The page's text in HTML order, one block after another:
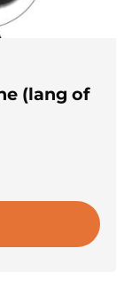
(lang of